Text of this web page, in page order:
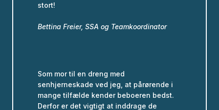
stort!
Bettina Freier, SSA og Teamkoordinator
Som mor til en dreng med
senhjerneskade ved jeg, at pårørende i
mange tilfælde kender beboeren bedst.
Derfor er det vigtigt at inddrage de